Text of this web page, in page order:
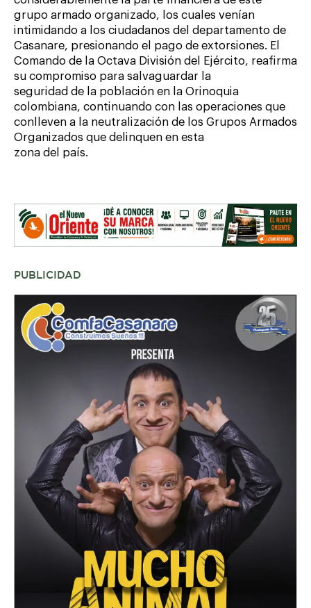
grupo armado organizado, los cuales venían
intimidando a los ciudadanos del departamento de
Casanare, presionando el pago de extorsiones. El
Comando de la Octava División del Ejército, reafirma
su compromiso para salvaguardar la
seguridad de la población en la Orinoquia
colombiana, continuando con las operaciones que
conlleven a la neutralización de los Grupos Armados
Organizados que delinquen en esta
zona del país.
PUBLICIDAD